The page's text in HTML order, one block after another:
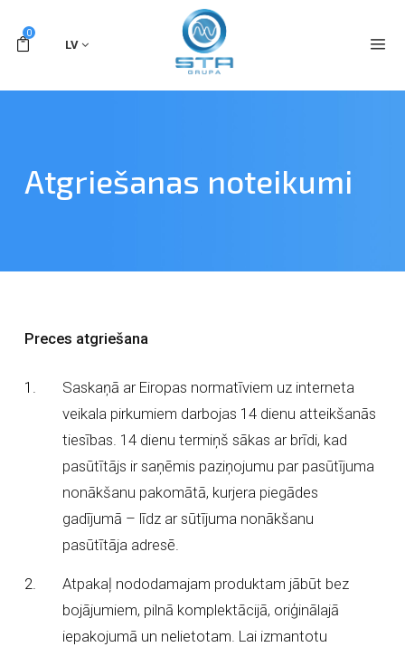
0
LV
Atgriešanas noteikumi
Preces atgriešana
Saskaņā ar Eiropas normatīviem uz interneta
veikala pirkumiem darbojas 14 dienu atteikšanās
tiesības. 14 dienu termiņš sākas ar brīdi, kad
pasūtītājs ir saņēmis paziņojumu par pasūtījuma
nonākšanu pakomātā, kurjera piegādes
gadījumā – līdz ar sūtījuma nonākšanu
pasūtītāja adresē.
Atpakaļ nododamajam produktam jābūt bez
bojājumiem, pilnā komplektācijā, oriģinālajā
iepakojumā un nelietotam. Lai izmantotu